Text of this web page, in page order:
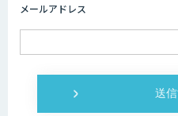
メールアドレス